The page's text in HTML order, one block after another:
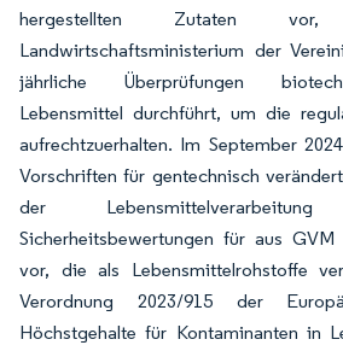
hergestellten Zutaten
Landwirtschaftsministerium der
jährliche Überprüfungen
Lebensmittel durchführt, um die
aufrechtzuerhalten. Im September
Vorschriften für gentechnisch
der
Sicherheitsbewertungen für aus
vor, die als Lebensmittelrohstoffe
Verordnung 2023/915 der
Höchstgehalte für Kontaminanten in